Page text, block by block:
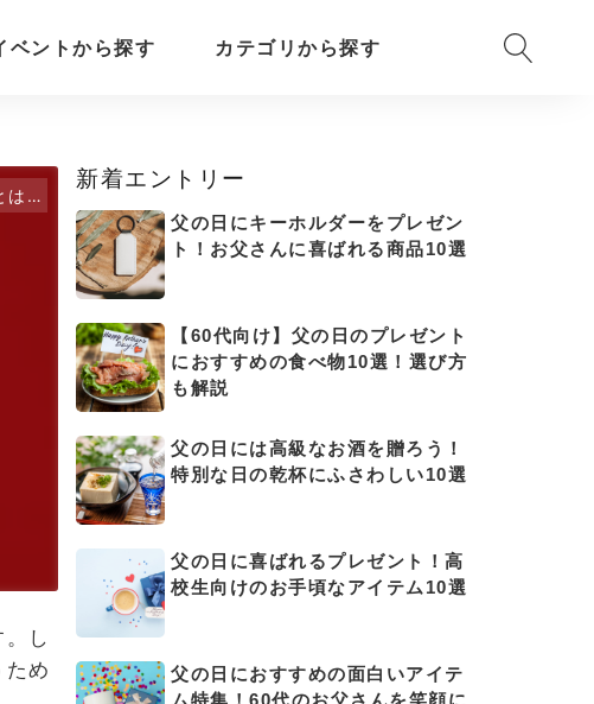
ベントから探す カテゴリから探す
選
し
め
新着エントリー
父の日にキーホルダーをプレゼン
ト！お父さんに喜ばれる商品10選
【60代向け】父の日のプレゼント
におすすめの食べ物10選！選び方
も解説
父の日には高級なお酒を贈ろう！
特別な日の乾杯にふさわしい10選
父の日に喜ばれるプレゼント！高
校生向けのお手頃なアイテム10選
父の日におすすめの面白いアイテ
ム特集！60代のお父さんを笑顔に